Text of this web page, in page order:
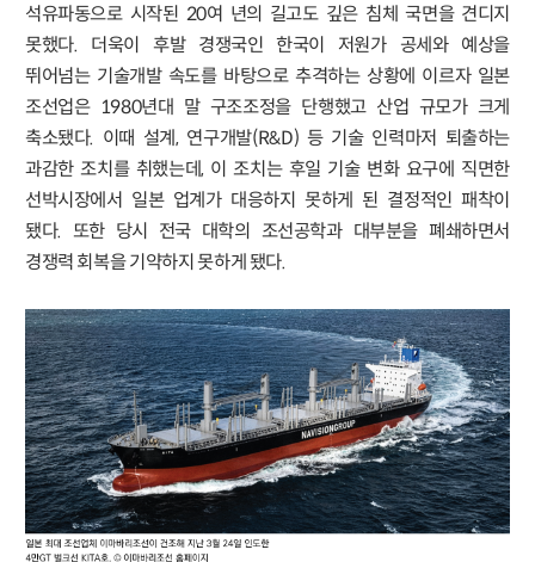
석유파동으로 시작된 20여 년의 길고도 깊은 침체 국면을 견디지
못했다. 더욱이 후발 경쟁국인 한국이 저원가 공세와 예상을
뛰어넘는 기술개발 속도를 바탕으로 추격하는 상황에 이르자 일본
조선업은 1980년대 말 구조조정을 단행했고 산업 규모가 크게
축소됐다. 이때 설계, 연구개발(R&D) 등 기술 인력마저 퇴출하는
과감한 조치를 취했는데, 이 조치는 후일 기술 변화 요구에 직면한
선박시장에서 일본 업계가 대응하지 못하게 된 결정적인 패착이
됐다. 또한 당시 전국 대학의 조선공학과 대부분을 폐쇄하면서
경쟁력 회복을 기약하지 못하게 됐다.